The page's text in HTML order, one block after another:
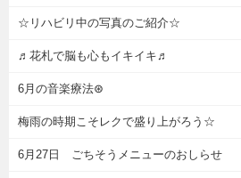
☆リハビリ中の写真のご紹介☆
♬花札で脳も心もイキイキ♬
6月の音楽療法⊛
梅雨の時期こそレクで盛り上がろう☆
6月27日 ごちそうメニューのおしらせ